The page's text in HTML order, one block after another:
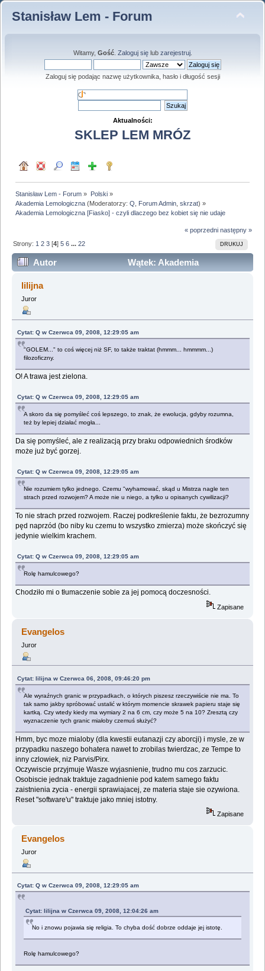
Stanisław Lem - Forum
Witamy, Gość. Zaloguj sięlub zarejestruj.
Zaloguj się podając nazwę użytkownika, hasło i długość sesji
Aktualności:
SKLEP LEM MRÓZ
Stanisław Lem - Forum » Polski»
Akademia Lemologiczna (Moderatorzy:Q Forum Admin ,skrzat) »
Akademia Lemologiczna [Fiasko] - czyli dlaczego bez kobiet się nie udaje
« poprzedni następny »
DRUKUJ
Strony: 1 2 3 [4]5 6 ...22
Autor
Wątek: Akademia
Lemologiczna [Fiasko] - czyli dlaczego bez kobiet się
nie udaje (Przeczytany 1298782 razy)
lilijna
Juror
Cytat: Q w Czerwca 09, 2008, 12:29:05 am
"GOLEM..." to coś więcej niż SF, to także traktat (hmmm... hmmmm...)
filozoficzny.
O! A trawa jest zielona.
Cytat: Q w Czerwca 09, 2008, 12:29:05 am
A skoro da się pomyśleć coś lepszego, to znak, że ewolucja, gdyby rozumna,
też by lepiej działać mogła...
Da się pomyśleć, ale z realizacją przy braku odpowiednich środków
może już być gorzej.
Cytat: Q w Czerwca 09, 2008, 12:29:05 am
Nie rozumiem tylko jednego. Czemu "wyhamować, skąd u Mistrza nagle ten
strach przed rozwojem? A może nie u niego, a tylko u opisanych cywilizacji?
To nie strach przed rozwojem. Raczej podkreślenie faktu, że bezrozumny
pęd naprzód (bo niby ku czemu to wszystko zmierza) może skończyć się
jedynie wielkim krachem.
Cytat: Q w Czerwca 09, 2008, 12:29:05 am
Rolę hamulcowego?
Chodziło mi o tłumaczenie sobie za jej pomocą doczesności.
Zapisane
Evangelos
Juror
Cytat: lilijna w Czerwca 06, 2008, 09:46:20 pm
Ale wyraźnych granic w przypadkach, o których piszesz rzeczywiście nie ma. To
tak samo jakby spróbować ustalić w którym momencie skrawek papieru staje się
kartką. Czy wtedy kiedy ma wymiary 2 na 6 cm, czy może 5 na 10? Zresztą czy
wyznaczenie tych granic miałoby czemuś służyć?
Hmm, byc moze mialoby (dla kwestii eutanazji czy aborcji) i mysle, ze w
przypadku naszego bohatera nawet to zrobilas twierdzac, ze Tempe to
inny czlowiek, niz Parvis/Pirx.
Oczywiscie przyjmuje Wasze wyjasnienie, trudno mu cos zarzucic.
Osobiscie jednak traktuje zagadnienie pod katem samego faktu
zaistnienia zycia - energii sprawiajacej, ze materia staje sie ozywiona.
Reset "software'u" traktuje jako mniej istotny.
Zapisane
Evangelos
Juror
Cytat: Q w Czerwca 09, 2008, 12:29:05 am
Cytat: lilijna w Czerwca 09, 2008, 12:04:26 am
No i znowu pojawia się religia. To chyba dość dobrze oddaje jej istotę.
Rolę hamulcowego?